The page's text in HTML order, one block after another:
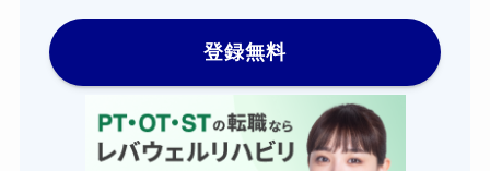
登録無料